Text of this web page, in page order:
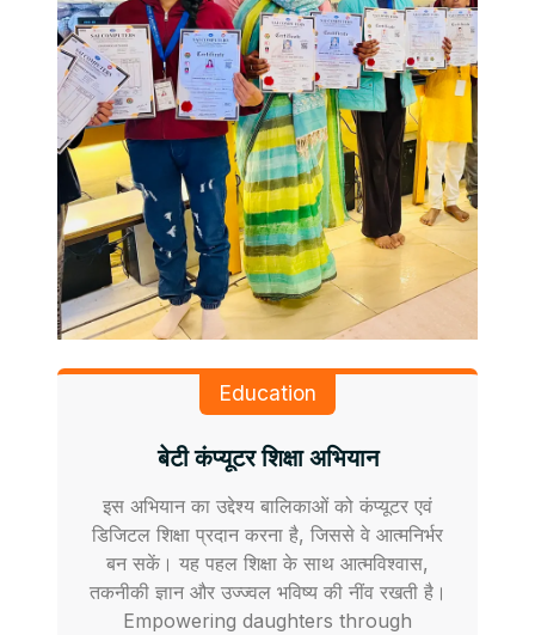
Education
बेटी कंप्यूटर शिक्षा अभियान
इस अभियान का उद्देश्य बालिकाओं को कंप्यूटर एवं
डिजिटल शिक्षा प्रदान करना है, जिससे वे आत्मनिर्भर
बन सकें। यह पहल शिक्षा के साथ आत्मविश्वास,
तकनीकी ज्ञान और उज्ज्वल भविष्य की नींव रखती है।
Empowering daughters through